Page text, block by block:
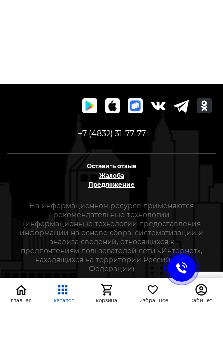
+7 (4832) 31-77-77
Оставить отзыв
Жалоба
Предложение
На информационном ресурсе применяются
рекомендательные технологии
(информационные технологии предоставления
информации на основе сбора, систематизации и
анализа сведений, относящихся к
предпочтениям пользователей сети «Интернет»,
находящихся на территории Российской
Федерации)
СтройлоН 1998-2026 г.
Публичная оферта
главная каталог корзина избранное кабинет